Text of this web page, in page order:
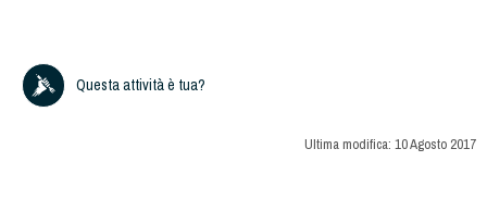
Questa attività è tua?
Ultima modifica: 10 Agosto 2017